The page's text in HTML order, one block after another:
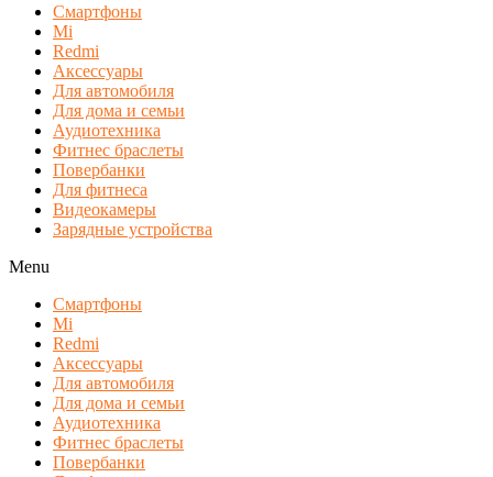
Смартфоны
Mi
Redmi
Аксессуары
Для автомобиля
Для дома и семьи
Аудиотехника
Фитнес браслеты
Повербанки
Для фитнеса
Видеокамеры
Зарядные устройства
Menu
Смартфоны
Mi
Redmi
Аксессуары
Для автомобиля
Для дома и семьи
Аудиотехника
Фитнес браслеты
Повербанки